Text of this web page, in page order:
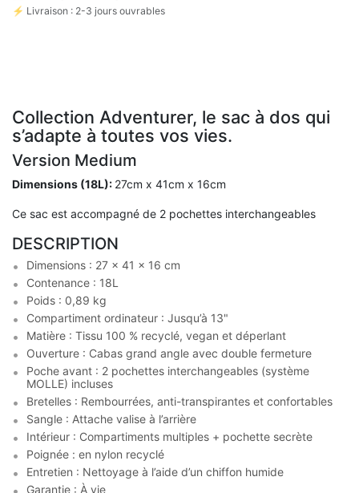
⚡ Livraison : 2-3 jours ouvrables
Collection Adventurer, le sac à dos qui
s’adapte à toutes vos vies.
Version Medium
Dimensions (18L): 27cm x 41cm x 16cm
Ce sac est accompagné de 2 pochettes interchangeables
DESCRIPTION
Dimensions : 27 x 41 x 16 cm
Contenance : 18L
Poids : 0,89 kg
Compartiment ordinateur : Jusqu’à 13"
Matière : Tissu 100 % recyclé, vegan et déperlant
Ouverture : Cabas grand angle avec double fermeture
Poche avant : 2 pochettes interchangeables (système
MOLLE) incluses
Bretelles : Rembourrées, anti-transpirantes et confortables
Sangle : Attache valise à l’arrière
Intérieur : Compartiments multiples + pochette secrète
Poignée : en nylon recyclé
Entretien : Nettoyage à l’aide d’un chiffon humide
Garantie : À vie